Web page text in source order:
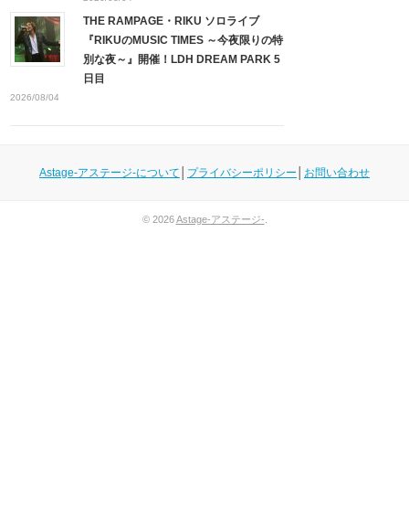
THE RAMPAGE・RIKU ソロライブ
『RIKUのMUSIC TIMES ～今夜限りの特
別な夜～』開催！LDH DREAM PARK 5
日目
2026/08/04
Astage-アステージ-について プライバシーポリシー お問い合わせ
© 2026Astage-アステージ-